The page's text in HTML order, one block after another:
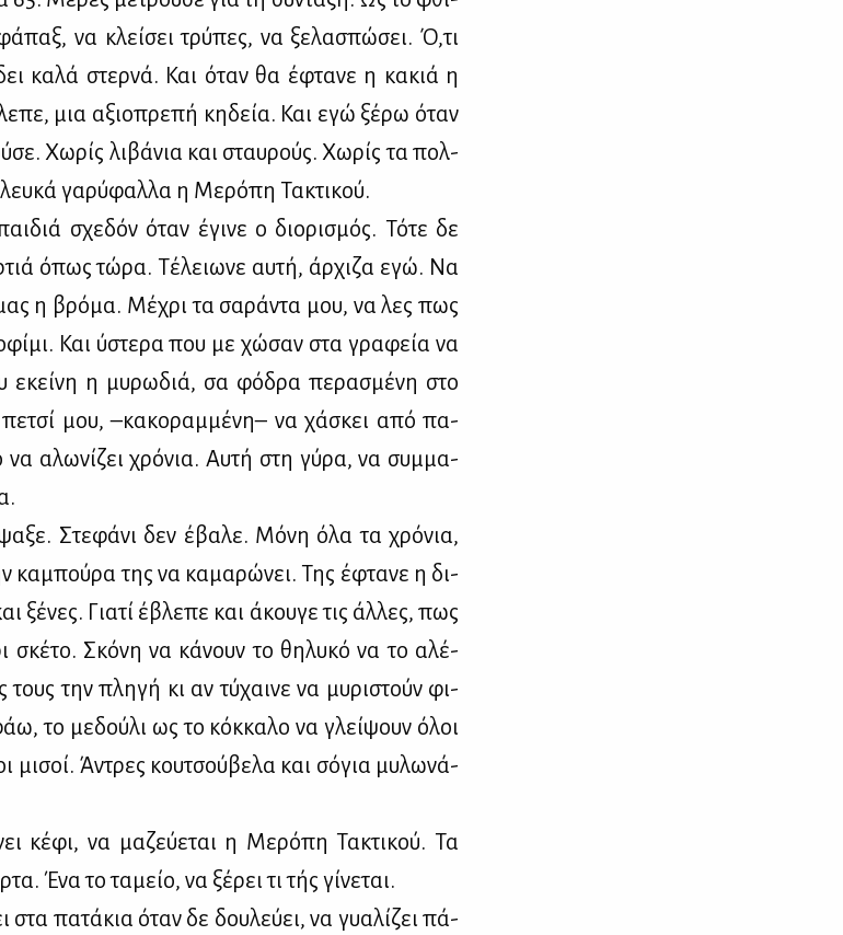
να κλεί­σει τρύ­πες, να ξε­λα­σπώ­σει. Ό,τι
κα­λά στερ­νά. Και όταν θα έφτα­νε η κα­κιά η
μια αξιο­πρε­πή κη­δεία. Και εγώ ξέ­ρω όταν
Χω­ρίς λι­βά­νια και σταυ­ρούς. Χω­ρίς τα πολ­
γα­ρύ­φαλ­λα η Με­ρό­πη Τα­κτι­κού.
σχε­δόν όταν έγι­νε ο διο­ρι­σμός. Τό­τε δε
όπως τώ­ρα. Τέ­λειω­νε αυ­τή, άρ­χι­ζα εγώ. Να
η βρό­μα. Μέ­χρι τα σα­ρά­ντα μου, να λες πως
Και ύστε­ρα που με χώ­σαν στα γρα­φεία να
εκεί­νη η μυ­ρω­διά, σα φό­δρα πε­ρα­σμέ­νη στο
μου, –κα­κο­ραμ­μέ­νη– να χά­σκει από πα­
να αλω­νί­ζει χρό­νια. Αυ­τή στη γύ­ρα, να συμ­μα­
Στε­φά­νι δεν έβα­λε. Μό­νη όλα τα χρό­νια,
κα­μπού­ρα της να κα­μα­ρώ­νει. Της έφτα­νε η δι­
ξέ­νες. Για­τί έβλε­πε και άκου­γε τις άλ­λες, πως
σκέ­το. Σκό­νη να κά­νουν το θη­λυ­κό να το αλέ­
τους την πλη­γή κι αν τύ­χαι­νε να μυ­ρι­στούν φι­
το με­δού­λι ως το κόκ­κα­λο να γλεί­ψουν όλοι
μι­σοί. Άντρες κου­τσού­βε­λα και σό­για μυ­λω­νά­
κέ­φι, να μα­ζεύ­ε­ται η Με­ρό­πη Τα­κτι­κού. Τα
Ένα το τα­μείο, να ξέ­ρει τι τής γί­νε­ται.
στα πα­τά­κια όταν δε δου­λεύ­ει, να γυα­λί­ζει πά­